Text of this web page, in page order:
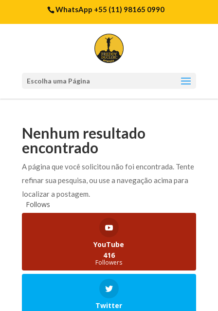
WhatsApp +55 (11) 98165 0990
Escolha uma Página
Nenhum resultado
encontrado
A página que você solicitou não foi encontrada. Tente
refinar sua pesquisa, ou use a navegação acima para
localizar a postagem.
Follows
YouTube
416
Followers
Twitter